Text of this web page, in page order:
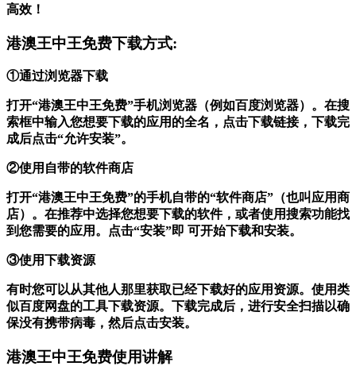
高效！
港澳王中王免费下载方式:
①通过浏览器下载
打开“港澳王中王免费”手机浏览器（例如百度浏览器）。在搜
索框中输入您想要下载的应用的全名，点击下载链接，下载完
成后点击“允许安装”。
②使用自带的软件商店
打开“港澳王中王免费”的手机自带的“软件商店”（也叫应用商
店）。在推荐中选择您想要下载的软件，或者使用搜索功能找
到您需要的应用。点击“安装”即 可开始下载和安装。
③使用下载资源
有时您可以从其他人那里获取已经下载好的应用资源。使用类
似百度网盘的工具下载资源。下载完成后，进行安全扫描以确
保没有携带病毒，然后点击安装。
港澳王中王免费使用讲解